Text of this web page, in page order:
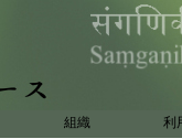
組織 利
先聞邪見法 心著
我是甚深法 無信
已上文ノ 意ハ。終ニ以
佛法甚深
海。非信者誰能渡
非信力之布嚢者。